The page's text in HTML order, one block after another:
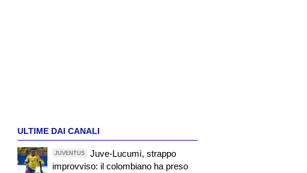
ULTIME DAI CANALI
JUVENTUS
Juve-Lucumì, strappo
improvviso: il colombiano ha preso